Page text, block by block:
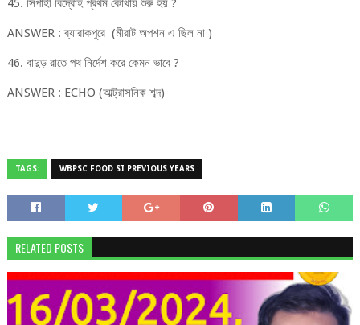
45. সিপাহী বিদ্রোহ প্রথম কোথায় শুরু হয় ?
ANSWER : ব্যারাকপুরে (মীরাট অপশন এ ছিল না )
46. বাদুড় রাতে পথ নির্দেশ করে কেমন ভাবে ?
ANSWER : ECHO (আল্ট্রাসনিক শব্দ)
TAGS: WBPSC FOOD SI PREVIOUS YEARS
RELATED POSTS